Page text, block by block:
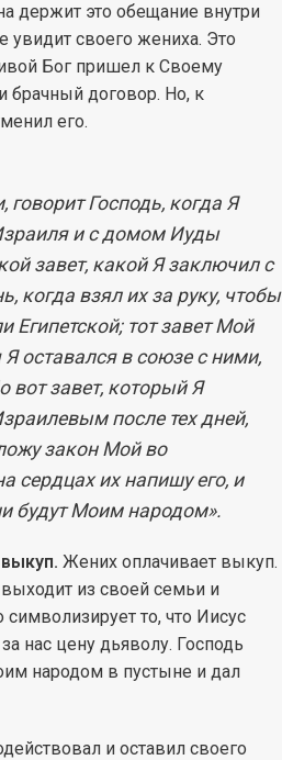
держит это обещание внутри
увидит своего жениха. Это
Бог пришел к Своему
брачный договор. Но, к
его.
говорит Господь, когда Я
и с домом Иуды
завет, какой Я заключил с
когда взял их за руку, чтобы
Египетской; тот завет Мой
оставался в союзе с ними,
вот завет, который Я
после тех дней,
закон Мой во
сердцах их напишу его, и
будут Моим народом».
Жених оплачивает выкуп.
из своей семьи и
то, что Иисус
нас цену дьяволу. Господь
народом в пустыне и дал
и оставил своего